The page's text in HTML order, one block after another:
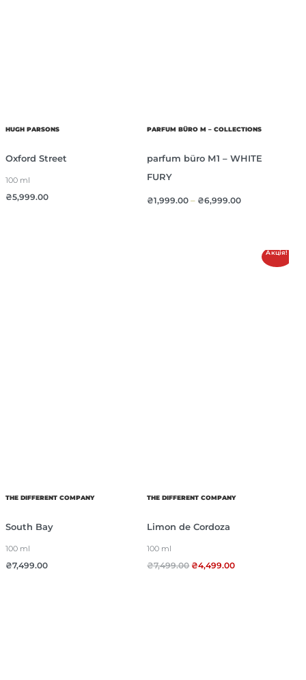
HUGH PARSONS
Oxford Street
100 ml
₴5,999.00
PARFUM BÜRO M – COLLECTIONS
parfum büro М1 – WHITE
FURY
₴1,999.00 – ₴6,999.00
THE DIFFERENT COMPANY
South Bay
100 ml
₴7,499.00
Акція!
THE DIFFERENT COMPANY
Limon de Cordoza
100 ml
₴7,499.00 ₴4,499.00